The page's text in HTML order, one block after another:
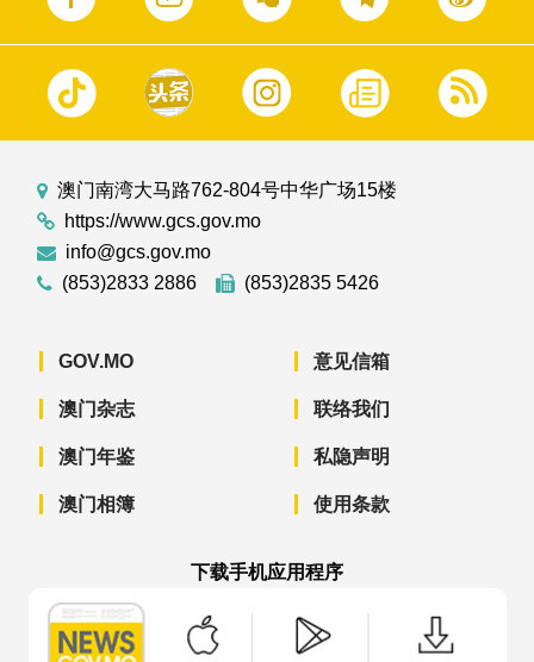
澳门南湾大马路762-804号中华广场15楼
https://www.gcs.gov.mo
info@gcs.gov.mo
(853)2833 2886
(853)2835 5426
GOV.MO
澳门杂志
澳门年鉴
澳门相簿
意见信箱
联络我们
私隐声明
使用条款
下载手机应用程序